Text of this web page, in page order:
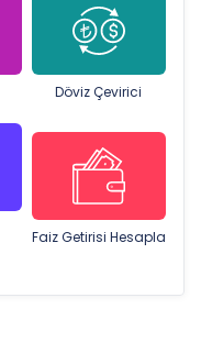
Döviz Çevirici
Faiz Getirisi Hesapla